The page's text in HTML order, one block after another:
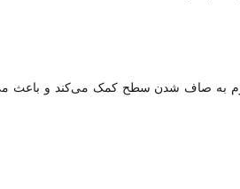
نرم به صاف شدن سطح کمک می‌کند و باعث